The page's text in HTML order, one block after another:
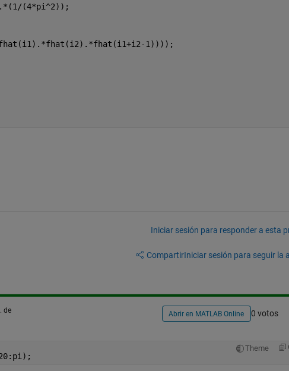
(4*pi^2));
1))));
Iniciar sesión para responder a esta
CompartirIniciar sesión para seguir la
de
Abrir en MATLAB Online 0 votos
Theme